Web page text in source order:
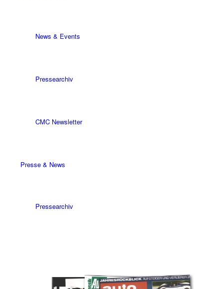
News & Events
Pressearchiv
CMC Newsletter
Presse & News
Pressearchiv